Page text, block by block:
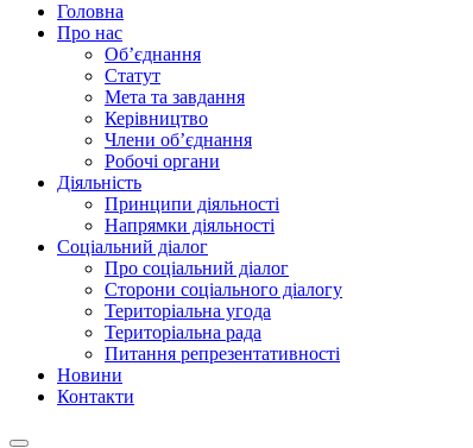
Головна
Про нас
Об’єднання
Статут
Мета та завдання
Керівництво
Члени об’єднання
Робочі органи
Діяльність
Принципи діяльності
Напрямки діяльності
Соціальний діалог
Про соціальний діалог
Сторони соціального діалогу
Територіальна угода
Територіальна рада
Питання репрезентативності
Новини
Контакти